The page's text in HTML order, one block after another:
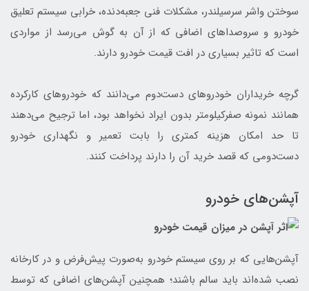
سوختن واشر سرسیلندر، مشکلات فنی جعبه‌دنده، خرابی سیستم تعلیق
خودرو و سروصداهای اضافی که از آن به گوش می‌رسد از مواردی
است که تاثیر بسیاری در افت قیمت خودرو دارند.
گرچه خریداران خودروهای دست‌دوم می‌دانند که خودروهای کارکرده
همانند نمونه صفرکیلومتر بدون ایراد نخواهد بود، اما ترجیح می‌دهند
تا حد امکان هزینه کمتری را بابت تعمیر و نگهداری خودرو
دست‌دومی که قصد خرید آن را دارند پرداخت کنند.
آپشن‌های خودرو
آپشن‌هایی که بر روی سیستم خودرو به‌صورت پیش‌فرض و در کارخانه
نصب‌ شده‌اند باید سالم باشند؛ همچنین آپشن‌های اضافی که توسط